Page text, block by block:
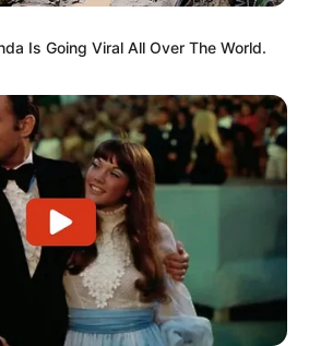
Is Going Viral All Over The World.